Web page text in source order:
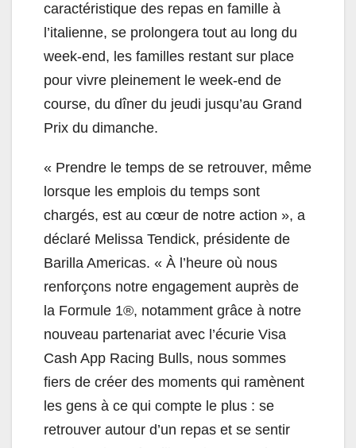
caractéristique des repas en famille à
l’italienne, se prolongera tout au long du
week-end, les familles restant sur place
pour vivre pleinement le week-end de
course, du dîner du jeudi jusqu’au Grand
Prix du dimanche.
« Prendre le temps de se retrouver, même
lorsque les emplois du temps sont
chargés, est au cœur de notre action », a
déclaré Melissa Tendick, présidente de
Barilla Americas. « À l’heure où nous
renforçons notre engagement auprès de
la Formule 1®, notamment grâce à notre
nouveau partenariat avec l’écurie Visa
Cash App Racing Bulls, nous sommes
fiers de créer des moments qui ramènent
les gens à ce qui compte le plus : se
retrouver autour d’un repas et se sentir